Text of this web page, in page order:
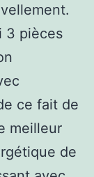
3 pièces
ce fait de
meilleur
de